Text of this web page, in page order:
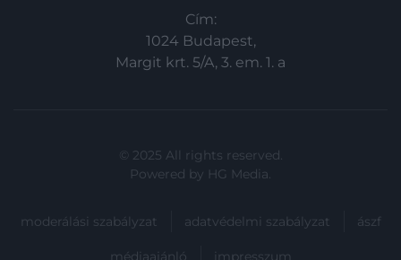
Cím:
1024 Budapest,
Margit krt. 5/A, 3. em. 1. a
© 2025 All rights reserved.
Powered by HG Media.
moderálási szabályzat adatvédelmi szabályzat ászf
médiaajánló impresszum